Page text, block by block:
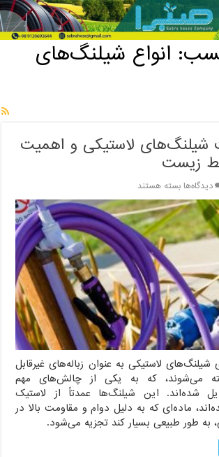
انواع شیلنگ‌های لاستیکی
انواع شیلنگ‌های
شیلنگ‌های لاستیکی و اهمیت
زیست
دیدگاه‌هابرای
نحوه
بازیافت
شیلنگ‌های
لاستیکی
و
اهمیت
آن
برای
محیط
زیست
بسته هستند
شیلنگ‌های لاستیکی به عنوان زباله‌های غیرقابل
می‌شوند، که به یکی از چالش‌های مهم
شده‌اند. این شیلنگ‌ها عمدتاً از لاستیک
ماده‌ای که به دلیل دوام و مقاومت بالا در
به طور طبیعی بسیار کند تجزیه می‌شود.